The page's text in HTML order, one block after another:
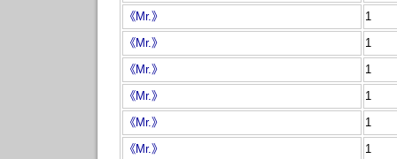
《Mr.》
1
《Mr.》
1
《Mr.》
1
《Mr.》
1
《Mr.》
1
《Mr.》
1